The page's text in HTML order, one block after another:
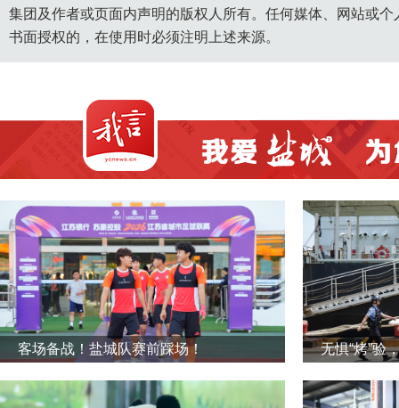
集团及作者或页面内声明的版权人所有。任何媒体、网站或
书面授权的，在使用时必须注明上述来源。
客场备战！盐城队赛前踩场！ 无惧“烤”验